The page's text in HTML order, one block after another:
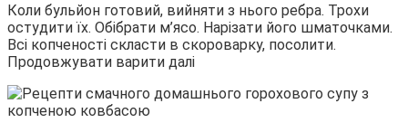
Коли бульйон готовий, вийняти з нього ребра. Трохи
остудити їх. Обібрати м’ясо. Нарізати його шматочками.
Всі копченості скласти в скороварку, посолити.
Продовжувати варити далі